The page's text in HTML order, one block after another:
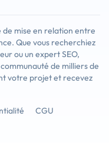
mise en relation entre
Que vous recherchiez
ou un expert SEO,
de milliers de
votre projet et recevez
CGU